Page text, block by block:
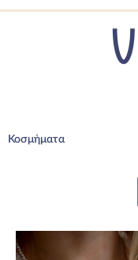
Κοσμήματα
Page
Page
PagePage